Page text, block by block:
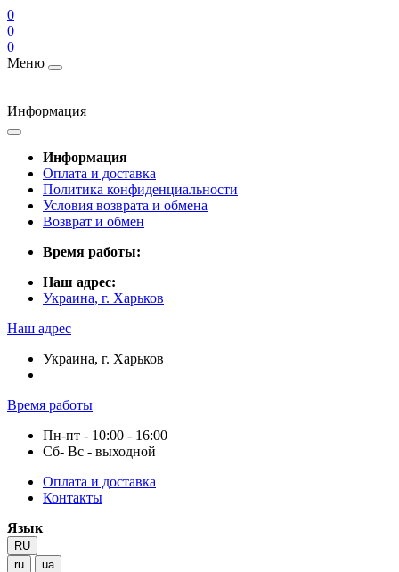
0
0
0
Меню
Информация
Информация
Оплата и доставка
Политика конфиденциальности
Условия возврата и обмена
Возврат и обмен
Время работы:
Наш адрес:
Украина, г. Харьков
Наш адрес
Украина, г. Харьков
Время работы
Пн-пт - 10:00 - 16:00
Сб- Вс - выходной
Оплата и доставка
Контакты
Язык
RU
ru
ua